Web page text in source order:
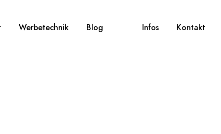
Werbetechnik Blog Infos Kontakt